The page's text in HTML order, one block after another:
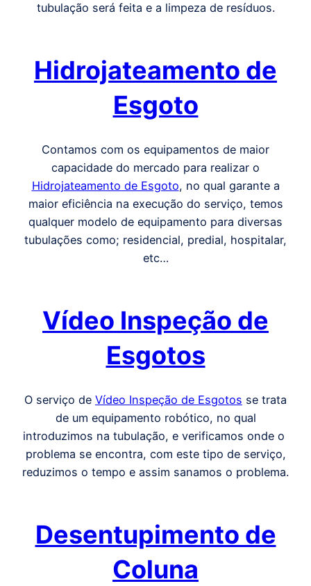
tubulação será feita e a limpeza de resíduos.
Hidrojateamento de
Esgoto
Contamos com os equipamentos de maior
capacidade do mercado para realizar o
Hidrojateamento de Esgoto, no qual garante a
maior eficiência na execução do serviço, temos
qualquer modelo de equipamento para diversas
tubulações como; residencial, predial, hospitalar,
etc…
Vídeo Inspeção de
Esgotos
O serviço de Vídeo Inspeção de Esgotos se trata
de um equipamento robótico, no qual
introduzimos na tubulação, e verificamos onde o
problema se encontra, com este tipo de serviço,
reduzimos o tempo e assim sanamos o problema.
Desentupimento de
Coluna